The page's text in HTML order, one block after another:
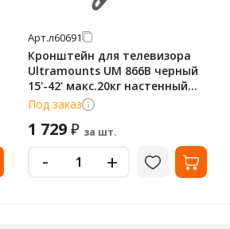
Арт.л60691
Кронштейн для телевизора
Ultramounts UM 866B черный
15'-42' макс.20кг настенный
поворот и наклон
Под заказ
1 729₽ за шт.
- +